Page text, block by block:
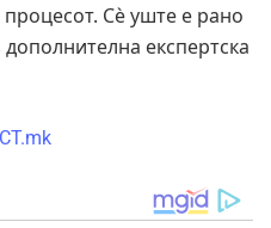
Сè уште е рано
експертска